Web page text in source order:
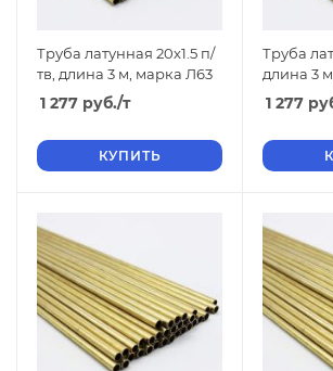
Труба латунная 20х1.5 п/
тв, длина 3 м, марка Л63
1 277 руб./т
КУПИТЬ
Труба
длина 3
1 277